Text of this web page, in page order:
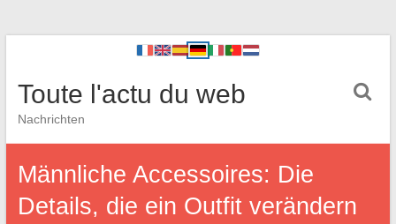
Toute l'actu du web
Nachrichten
Männliche Accessoires: Die
Details, die ein Outfit verändern